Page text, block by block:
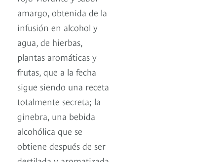
amargo, obtenida de la
infusión en alcohol y
agua, de hierbas,
plantas aromáticas y
frutas, que a la fecha
sigue siendo una receta
totalmente secreta; la
ginebra, una bebida
alcohólica que se
obtiene después de ser